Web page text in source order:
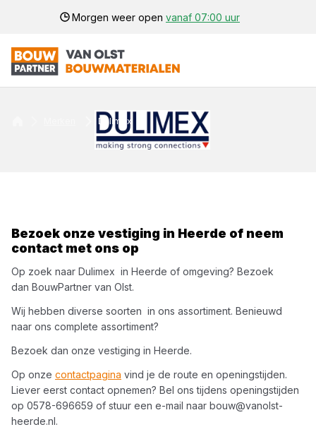
Morgen weer open vanaf 07:00 uur
Dulimex
Bezoek onze vestiging in Heerde of neem
contact met ons op
Op zoek naar Dulimex in Heerde of omgeving? Bezoek
dan BouwPartner van Olst.
Wij hebben diverse soorten in ons assortiment. Benieuwd
naar ons complete assortiment?
Bezoek dan onze vestiging in Heerde.
Op onze contactpagina vind je de route en openingstijden.
Liever eerst contact opnemen? Bel ons tijdens openingstijden
op 0578-696659 of stuur een e-mail naar bouw@vanolst-
heerde.nl.